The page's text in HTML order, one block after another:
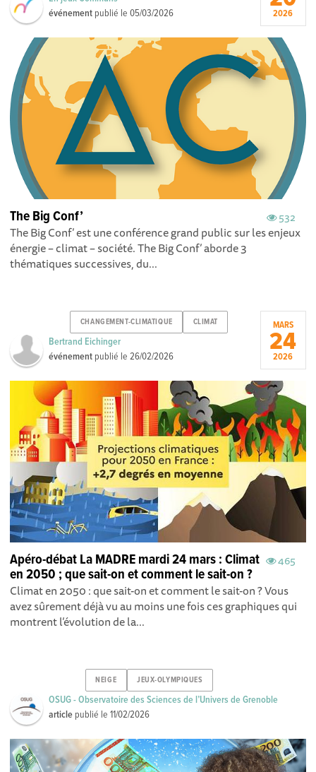
événement publié le05/03/2026 2026
532
The Big Conf’
The Big Conf’ est une conférence grand public sur les enjeux
énergie – climat – société. The Big Conf’ aborde 3
thématiques successives, du...
CHANGEMENT-CLIMATIQUE CLIMAT
Bertrand Eichinger
événement publié le26/02/2026
MARS
24
2026
465
Apéro-débat La MADRE mardi 24 mars : Climat
en 2050 ; que sait-on et comment le sait-on ?
Climat en 2050 : que sait-on et comment le sait-on ? Vous
avez sûrement déjà vu au moins une fois ces graphiques qui
montrent l’évolution de la...
NEIGE JEUX-OLYMPIQUES
OSUG - Observatoire des Sciences de l’Univers de Grenoble
article publié le11/02/2026